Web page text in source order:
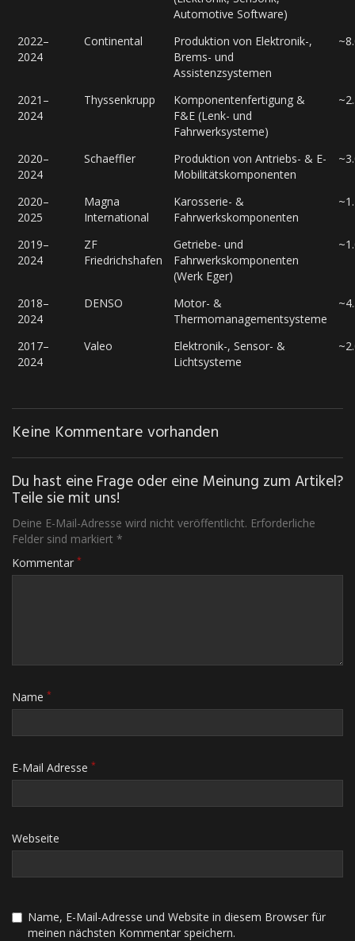
Automotive Software)
2022–
2024
Continental
Produktion von Elektronik-,
Brems- und
Assistenzsystemen
2021–
2024
Thyssenkrupp
Komponentenfertigung &
F&E (Lenk- und
Fahrwerksysteme)
2020–
2024
Schaeffler
Produktion von Antriebs- & E-
Mobilitätskomponenten
2020–
2025
Magna
International
Karosserie- &
Fahrwerkskomponenten
2019–
2024
ZF
Friedrichshafen
Getriebe- und
Fahrwerkskomponenten
(Werk Eger)
2018–
2024
DENSO
Motor- &
Thermomanagementsysteme
2017–
2024
Valeo
Elektronik-, Sensor- &
Lichtsysteme
Keine Kommentare vorhanden
Du hast eine Frage oder eine Meinung zum Artikel?
Teile sie mit uns!
Deine E-Mail-Adresse wird nicht veröffentlicht. Erforderliche
Felder sind markiert *
Kommentar *
Name *
E-Mail Adresse *
Webseite
Name, E-Mail-Adresse und Website in diesem Browser für
meinen nächsten Kommentar speichern.